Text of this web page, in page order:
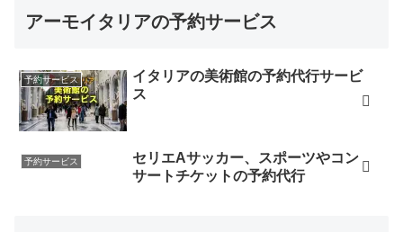
アーモイタリアの予約サービス
予約サービス
イタリアの美術館の予約代行サービ
ス
予約サービス
セリエAサッカー、スポーツやコン
サートチケットの予約代行